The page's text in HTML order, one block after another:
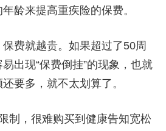
龄来提高重疾险的保费。
费就越贵。如果超过了50周
出现“保费倒挂”的现象，也就
要多，就不太划算了。
制，很难购买到健康告知宽松